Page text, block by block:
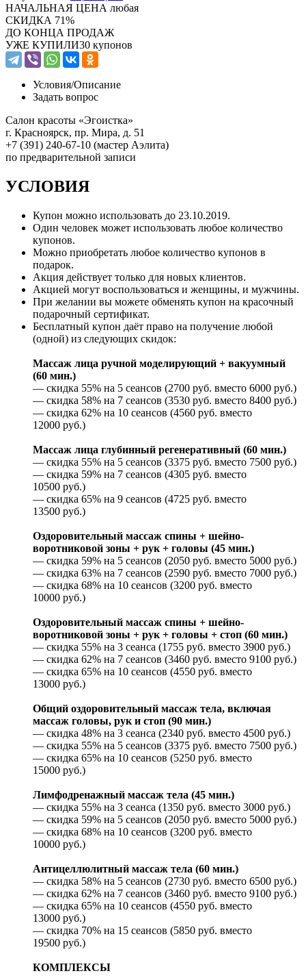
НАЧАЛЬНАЯ ЦЕНА любая
СКИДКА 71%
ДО КОНЦА ПРОДАЖ
УЖЕ КУПИЛИ30 купонов
Условия/Описание
Задать вопрос
Салон красоты «Эгоистка»
г. Красноярск, пр. Мира, д. 51
+7 (391) 240-67-10 (мастер Аэлита)
по предварительной записи
УСЛОВИЯ
Купон можно использовать до 23.10.2019.
Один человек может использовать любое количество
купонов.
Можно приобретать любое количество купонов в
подарок.
Акция действует только для новых клиентов.
Акцией могут воспользоваться и женщины, и мужчины.
При желании вы можете обменять купон на красочный
подарочный сертификат.
Бесплатный купон даёт право на получение любой
(одной) из следующих скидок:
Массаж лица ручной моделирующий + вакуумный
(60 мин.)
— скидка 55% на 5 сеансов (2700 руб. вместо 6000 руб.)
— скидка 58% на 7 сеансов (3530 руб. вместо 8400 руб.)
— скидка 62% на 10 сеансов (4560 руб. вместо
12000 руб.)
Массаж лица глубинный регенеративный (60 мин.)
— скидка 55% на 5 сеансов (3375 руб. вместо 7500 руб.)
— скидка 59% на 7 сеансов (4305 руб. вместо
10500 руб.)
— скидка 65% на 9 сеансов (4725 руб. вместо
13500 руб.)
Оздоровительный массаж спины + шейно-
воротниковой зоны + рук + головы (45 мин.)
— скидка 59% на 5 сеансов (2050 руб. вместо 5000 руб.)
— скидка 63% на 7 сеансов (2590 руб. вместо 7000 руб.)
— скидка 68% на 10 сеансов (3200 руб. вместо
10000 руб.)
Оздоровительный массаж спины + шейно-
воротниковой зоны + рук + головы + стоп (60 мин.)
— скидка 55% на 3 сеанса (1755 руб. вместо 3900 руб.)
— скидка 62% на 7 сеансов (3460 руб. вместо 9100 руб.)
— скидка 65% на 10 сеансов (4550 руб. вместо
13000 руб.)
Общий оздоровительный массаж тела, включая
массаж головы, рук и стоп (90 мин.)
— скидка 48% на 3 сеанса (2340 руб. вместо 4500 руб.)
— скидка 55% на 5 сеансов (3375 руб. вместо 7500 руб.)
— скидка 65% на 10 сеансов (5250 руб. вместо
15000 руб.)
Лимфодренажный массаж тела (45 мин.)
— скидка 55% на 3 сеанса (1350 руб. вместо 3000 руб.)
— скидка 59% на 5 сеансов (2050 руб. вместо 5000 руб.)
— скидка 68% на 10 сеансов (3200 руб. вместо
10000 руб.)
Антицеллюлитный массаж тела (60 мин.)
— скидка 58% на 5 сеансов (2730 руб. вместо 6500 руб.)
— скидка 62% на 7 сеансов (3460 руб. вместо 9100 руб.)
— скидка 65% на 10 сеансов (4550 руб. вместо
13000 руб.)
— скидка 70% на 15 сеансов (5850 руб. вместо
19500 руб.)
КОМПЛЕКСЫ